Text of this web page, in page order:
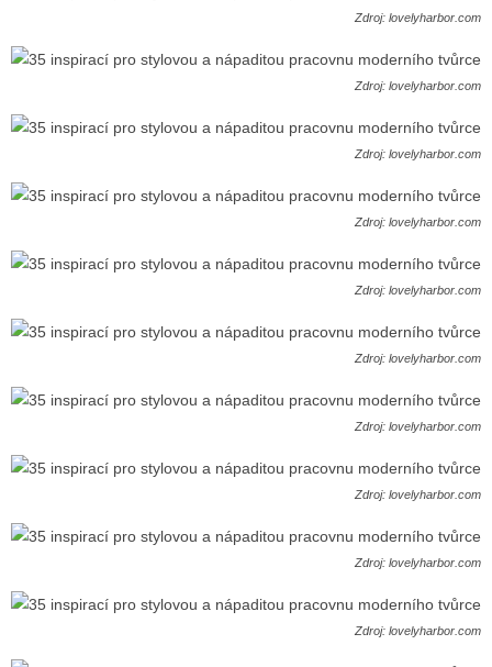
Zdroj: lovelyharbor.com
Zdroj: lovelyharbor.com
Zdroj: lovelyharbor.com
Zdroj: lovelyharbor.com
Zdroj: lovelyharbor.com
Zdroj: lovelyharbor.com
Zdroj: lovelyharbor.com
Zdroj: lovelyharbor.com
Zdroj: lovelyharbor.com
Zdroj: lovelyharbor.com